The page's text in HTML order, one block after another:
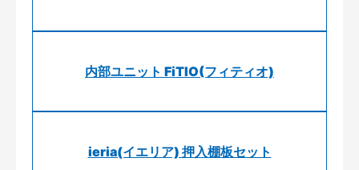
内部ユニット FiTIO(フィティオ)
ieria(イエリア) 押入棚板セット